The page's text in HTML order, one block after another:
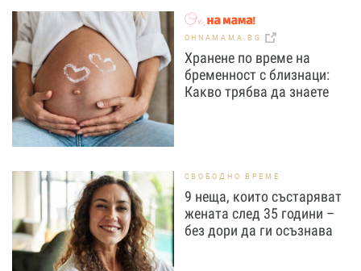
OHNAMAMA.BG
Хранене по време на
бременност с близнаци:
Какво трябва да знаете
СВОБОДНО ВРЕМЕ
9 неща, които състаряват
жената след 35 години –
без дори да ги осъзнава